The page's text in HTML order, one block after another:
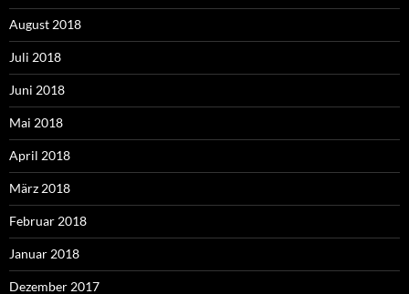
August 2018
Juli 2018
Juni 2018
Mai 2018
April 2018
März 2018
Februar 2018
Januar 2018
Dezember 2017